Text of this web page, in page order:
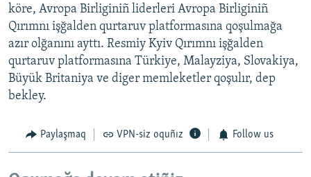
köre, Avropa Birliginiñ liderleri Avropa Birliginiñ
Qırımnı işğalden qurtaruv platformasına qoşulmağa
azır olğanını ayttı. Resmiy Kyiv Qırımnı işğalden
qurtaruv platformasına Türkiye, Malayziya, Slovakiya,
Büyük Britaniya ve diger memleketler qoşulır, dep
bekley.
Paylaşmaq VPN-siz oquñız Follow us